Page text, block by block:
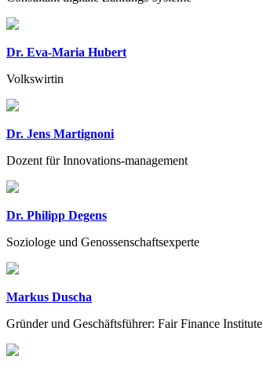
Dr. Eva-Maria Hubert
Volkswirtin
Dr. Jens Martignoni
Dozent für Innovations-management
Dr. Philipp Degens
Soziologe und Genossenschaftsexperte
Markus Duscha
Gründer und Geschäftsführer: Fair Finance Institute